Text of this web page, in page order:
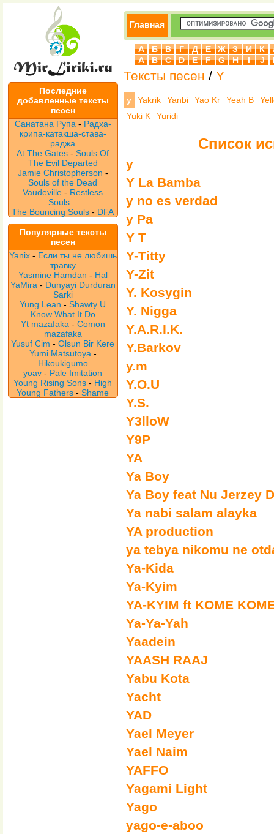
Последние
добавленные тексты
песен
Санатана Рупа - Радха-
крипа-катакша-става-
раджа
At The Gates -Souls Of
The Evil Departed
Jamie Christopherson -
Souls of the Dead
Vaudeville- Restless
Souls...
The Bouncing Souls - DFA
Популярные тексты
песен
Yanix - Если ты не любишь
травку
Yasmine Hamdan - Hal
YaMira - Dunyayi Durduran
Sarki
Yung Lean -Shawty U
Know What It Do
Yt mazafaka - Comon
mazafaka
Yusuf Cim -Olsun Bir Kere
Yumi Matsutoya -
Hikoukigumo
yoav - Pale Imitation
Young Rising Sons - High
Young Fathers -Shame
Главная
А Б В Г Д Е Ж З И К
A
B C D E F G H I J
Тексты песен / Y
y Yakrik Yanbi Yao Kr Yeah B
Yuki K
Yuridi
Список
y
Y La Bamba
y no es verdad
y Pa
Y T
Y-Titty
Y-Zit
Y. Kosygin
Y. Nigga
Y.A.R.I.K.
Y.Barkov
y.m
Y.O.U
Y.S.
Y3lloW
Y9P
YA
Ya Boy
Ya Boy feat Nu Jerzey
Ya nabi salam alayka
YA production
ya tebya nikomu ne
Ya-Kida
Ya-Kyim
YA-KYIM ft KOME
Ya-Ya-Yah
Yaadein
YAASH RAAJ
Yabu Kota
Yacht
YAD
Yael Meyer
Yael Naim
YAFFO
Yagami Light
Yago
yago-e-aboo